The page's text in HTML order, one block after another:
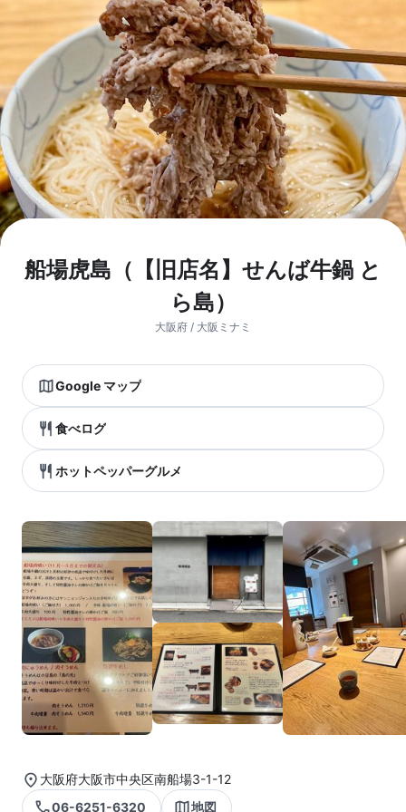
船場虎島（【旧店名】せんば牛鍋 と
ら島）
大阪府 / 大阪ミナミ
Google マップ
食べログ
ホットペッパーグルメ
大阪府大阪市中央区南船場3-1-12
06-6251-6320
地図